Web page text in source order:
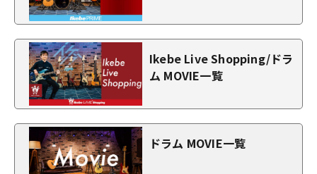
Ikebe Live Shopping/ドラ
ム MOVIE一覧
ドラム MOVIE一覧